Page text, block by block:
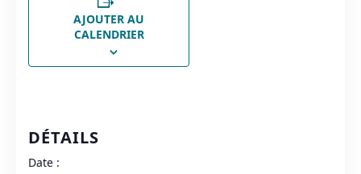
AJOUTER AU
CALENDRIER
DÉTAILS
Date :